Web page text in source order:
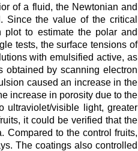
of a fluid, the Newtonian and
Since the value of the critical
to estimate the polar and
tests, the surface tensions of
with emulsified active, as
obtained by scanning electron
caused an increase in the
increase in porosity due to the
ultraviolet/visible light, greater
it could be verified that the
Compared to the control fruits,
The coatings also controlled